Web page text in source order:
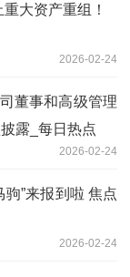
大资产重组！
2026-02-24
董事和高级管理
露_每日热点
2026-02-24
驹”来报到啦 焦点
2026-02-24